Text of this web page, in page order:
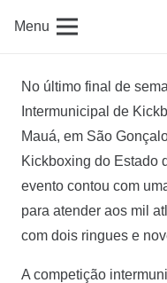
Menu
No último final de
Intermunicipal de
Mauá, em São
Kickboxing do Estado
evento contou com
para atender aos mil
com dois ringues e
A competição